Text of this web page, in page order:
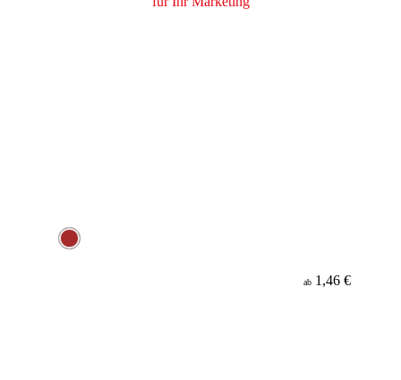
ab 1,46 €